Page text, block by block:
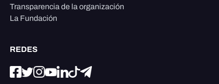
Transparencia de la organización
La Fundación
REDES